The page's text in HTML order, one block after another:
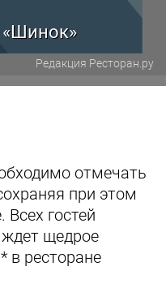
«Шинок»
Редакция Ресторан.ру
отмечать
при этом
Всех гостей
ждет щедрое
в ресторане